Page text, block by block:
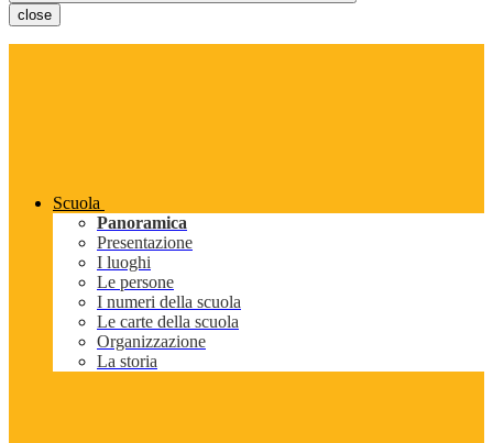
close
Scuola
Panoramica
Presentazione
I luoghi
Le persone
I numeri della scuola
Le carte della scuola
Organizzazione
La storia